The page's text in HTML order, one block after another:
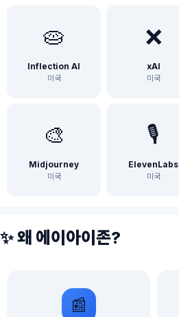
🥧
Inflection AI
미국
❌
xAI
미국
🎨
Midjourney
미국
🎙️
ElevenLabs
미국
✨ 왜 에이아이존?
📰